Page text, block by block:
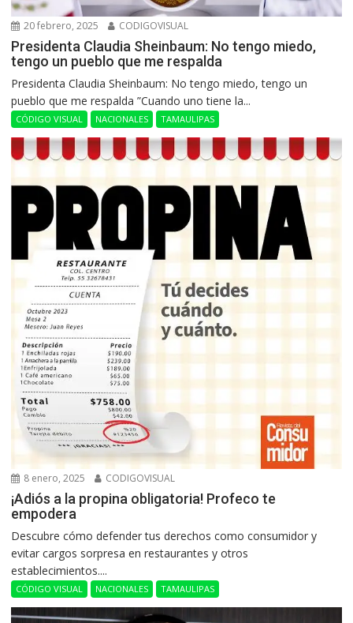
20 febrero, 2025 CODIGOVISUAL
Presidenta Claudia Sheinbaum: No tengo miedo,
tengo un pueblo que me respalda
Presidenta Claudia Sheinbaum: No tengo miedo, tengo un
pueblo que me respalda ”Cuando uno tiene la...
CÓDIGO VISUAL NACIONALES TAMAULIPAS
8 enero, 2025 CODIGOVISUAL
¡Adiós a la propina obligatoria! Profeco te
empodera
Descubre cómo defender tus derechos como consumidor y
evitar cargos sorpresa en restaurantes y otros
establecimientos....
CÓDIGO VISUAL NACIONALES TAMAULIPAS